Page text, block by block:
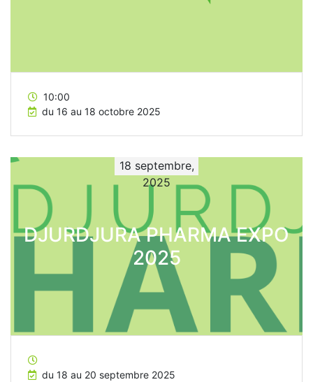
10:00
du 16 au 18 octobre 2025
18 septembre,
2025
DJURDJURA PHARMA EXPO
2025
du 18 au 20 septembre 2025